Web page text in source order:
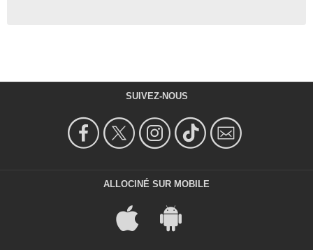
SUIVEZ-NOUS
ALLOCINÉ SUR MOBILE